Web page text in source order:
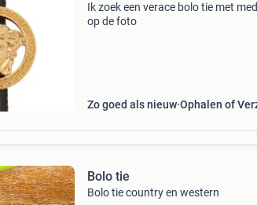
Ik zoek een verace bolo tie met
op de foto
Zo goed als nieuw Ophalen of
Bolo tie
Bolo tie country en western